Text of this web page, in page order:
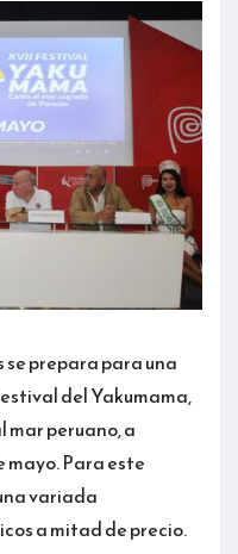
prepara para una
del Yakumama,
mar peruano, a
mayo. Para este
variada
a mitad de precio.